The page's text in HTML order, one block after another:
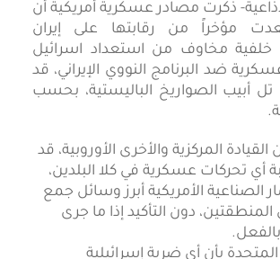
ذكرت مصادر عسكرية أمريكية أن
مؤخراً من رقابتها على إيران
خلفية مخاوف من استعداد اسرائيل
ضد البرنامج النووي الإيراني، قد
أبيب الصواريخ الباليستية، بحسب
المركزية والأخرى الأوروبية، قد
أي تحركات عسكرية في كلا البلدين،
الصناعية الأمريكية أبرز وسائل جمع
دون التأكيد إذا ما جرى
المتحدة بأن أي ضربة إسرائيلية